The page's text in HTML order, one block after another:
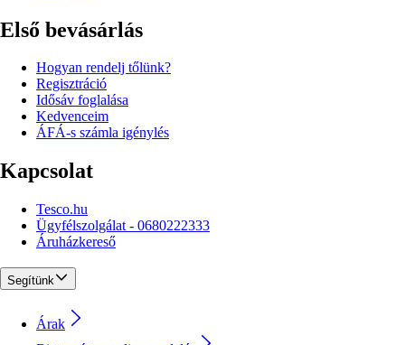
Első bevásárlás
Hogyan rendelj tőlünk?
Regisztráció
Idősáv foglalása
Kedvenceim
ÁFÁ-s számla igénylés
Kapcsolat
Tesco.hu
Ügyfélszolgálat - 0680222333
Áruházkereső
Segítünk
Árak